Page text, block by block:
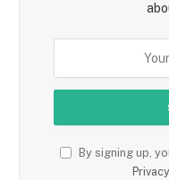
By signing up,